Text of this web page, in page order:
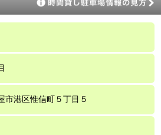
市港区惟信町５丁目５